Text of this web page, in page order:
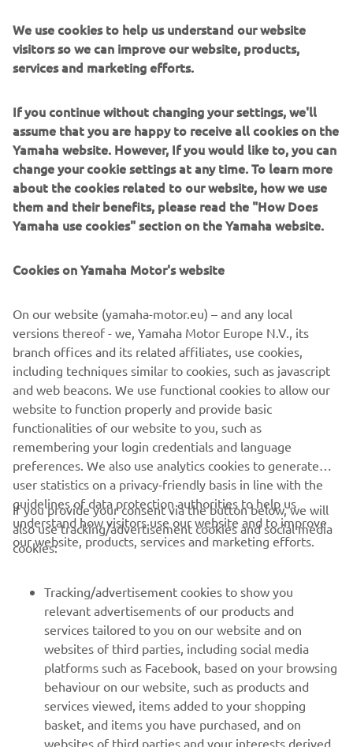
1980 - 1989
Informații și imagini sursă:
Spiritul provocării – Șaizeci de ani de succes la curse
Informațiile și/sau imaginile de pe aceste pagini web nu
pot fi utilizate în scopuri comerciale sau necomerciale fără
acordul explicit în scris al Yamaha Motor Europe N.V. și/sau
Yamaha Motor Co., Ltd.
Condu întotdeauna în siguranță și respectă toate condițiile
de drum locale.
CORPORATE
MAI MULTE YAMAHA
SUPORT
BULETIN INFORMATIV
We use cookies to help us understand our website
visitors so we can improve our website, products,
services and marketing efforts.
If you continue without changing your settings, we'll
assume that you are happy to receive all cookies on the
Yamaha website. However, If you would like to, you can
change your cookie settings at any time. To learn more
about the cookies related to our website, how we use
them and their benefits, please read the "How Does
Yamaha use cookies" section on the Yamaha website.
Cookies on Yamaha Motor's website
On our website (yamaha-motor.eu) – and any local
versions thereof - we, Yamaha Motor Europe N.V., its
branch offices and its related affiliates, use cookies,
including techniques similar to cookies, such as javascript
and web beacons. We use functional cookies to allow our
website to function properly and provide basic
functionalities of our website to you, such as
remembering your login credentials and language
preferences. We also use analytics cookies to generate
user statistics on a privacy-friendly basis in line with the
guidelines of data protection authorities to help us
understand how visitors use our website and to improve
our website, products, services and marketing efforts.
If you provide your consent via the button below, we will
also use tracking/advertisement cookies and social media
cookies:
Tracking/advertisement cookies to show you
relevant advertisements of our products and
services tailored to you on our website and on
websites of third parties, including social media
platforms such as Facebook, based on your browsing
behaviour on our website, such as products and
services viewed, items added to your shopping
basket, and items you have purchased, and on
websites of third parties and your interests derived